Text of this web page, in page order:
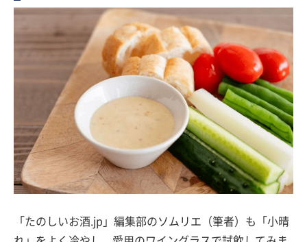
「たのしいお酒.jp」編集部のソムリエ（筆者）も「小晴